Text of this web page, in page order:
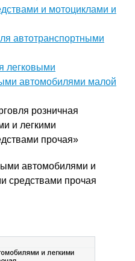
и мотоциклами и
автотранспортными
легковыми
автомобилями малой
розничная
и легкими
прочая»
автомобилями и
средствами прочая